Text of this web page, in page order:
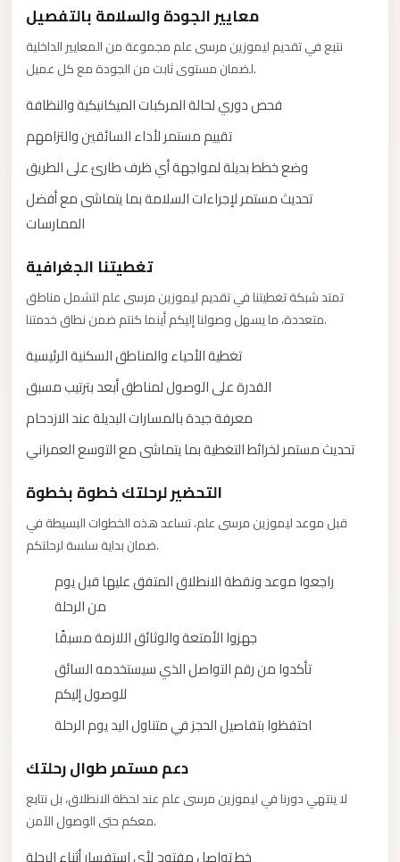
معايير الجودة والسلامة بالتفصيل
نتبع في تقديم ليموزين مرسى علم مجموعة من المعايير الداخلية
لضمان مستوى ثابت من الجودة مع كل عميل.
فحص دوري لحالة المركبات الميكانيكية والنظافة
تقييم مستمر لأداء السائقين والتزامهم
وضع خطط بديلة لمواجهة أي ظرف طارئ على الطريق
تحديث مستمر لإجراءات السلامة بما يتماشى مع أفضل
الممارسات
تغطيتنا الجغرافية
تمتد شبكة تغطيتنا في تقديم ليموزين مرسى علم لتشمل مناطق
متعددة، ما يسهل وصولنا إليكم أينما كنتم ضمن نطاق خدمتنا.
تغطية الأحياء والمناطق السكنية الرئيسية
القدرة على الوصول لمناطق أبعد بترتيب مسبق
معرفة جيدة بالمسارات البديلة عند الازدحام
تحديث مستمر لخرائط التغطية بما يتماشى مع التوسع العمراني
التحضير لرحلتك خطوة بخطوة
قبل موعد ليموزين مرسى علم، تساعد هذه الخطوات البسيطة في
ضمان بداية سلسة لرحلتكم.
راجعوا موعد ونقطة الانطلاق المتفق عليها قبل يوم
من الرحلة
جهزوا الأمتعة والوثائق اللازمة مسبقًا
تأكدوا من رقم التواصل الذي سيستخدمه السائق
للوصول إليكم
احتفظوا بتفاصيل الحجز في متناول اليد يوم الرحلة
دعم مستمر طوال رحلتك
لا ينتهي دورنا في ليموزين مرسى علم عند لحظة الانطلاق، بل نتابع
معكم حتى الوصول الآمن.
Taxi
North
Coast
Limousine
North
Coast
Limousine
New
Capital
New
Transfer
from
Cairo
Airport
New
Cairo
Taxi
New
Limousine
Limousine
Administrative
Transfer